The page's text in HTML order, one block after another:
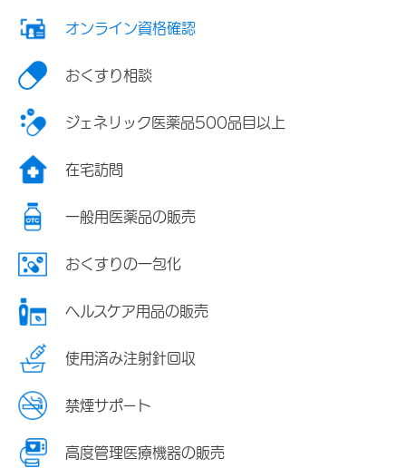
オンライン資格確認
おくすり相談
ジェネリック医薬品500品目以上
在宅訪問
一般用医薬品の販売
おくすりの一包化
ヘルスケア用品の販売
使用済み注射針回収
禁煙サポート
高度管理医療機器の販売